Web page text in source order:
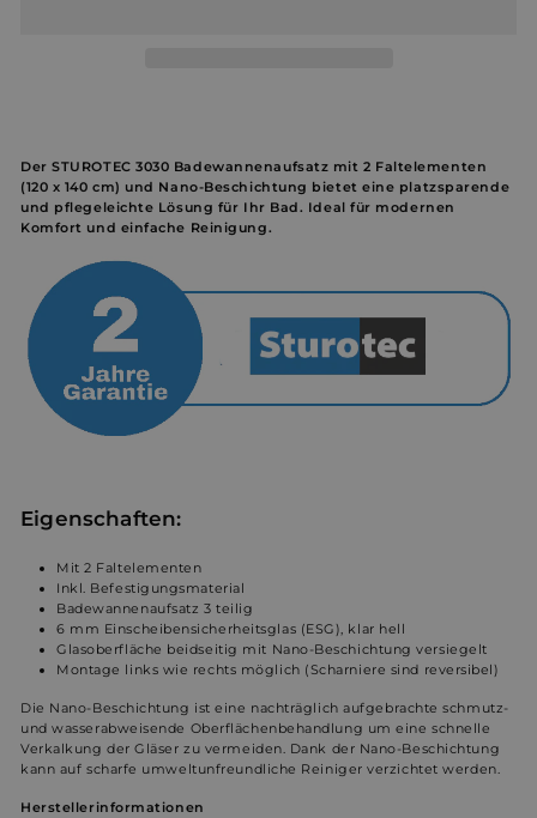
Der STUROTEC 3030 Badewannenaufsatz mit 2 Faltelementen
(120 x 140 cm) und Nano-Beschichtung bietet eine platzsparende
und pflegeleichte Lösung für Ihr Bad. Ideal für modernen
Komfort und einfache Reinigung.
Eigenschaften:
Mit 2 Faltelementen
Inkl. Befestigungsmaterial
Badewannenaufsatz 3 teilig
6 mm Einscheibensicherheitsglas (ESG), klar hell
Glasoberfläche beidseitig mit Nano-Beschichtung versiegelt
Montage links wie rechts möglich (Scharniere sind reversibel)
Die Nano-Beschichtung ist eine nachträglich aufgebrachte schmutz-
und wasserabweisende Oberflächenbehandlung um eine schnelle
Verkalkung der Gläser zu vermeiden. Dank der Nano-Beschichtung
kann auf scharfe umweltunfreundliche Reiniger verzichtet werden.
Herstellerinformationen